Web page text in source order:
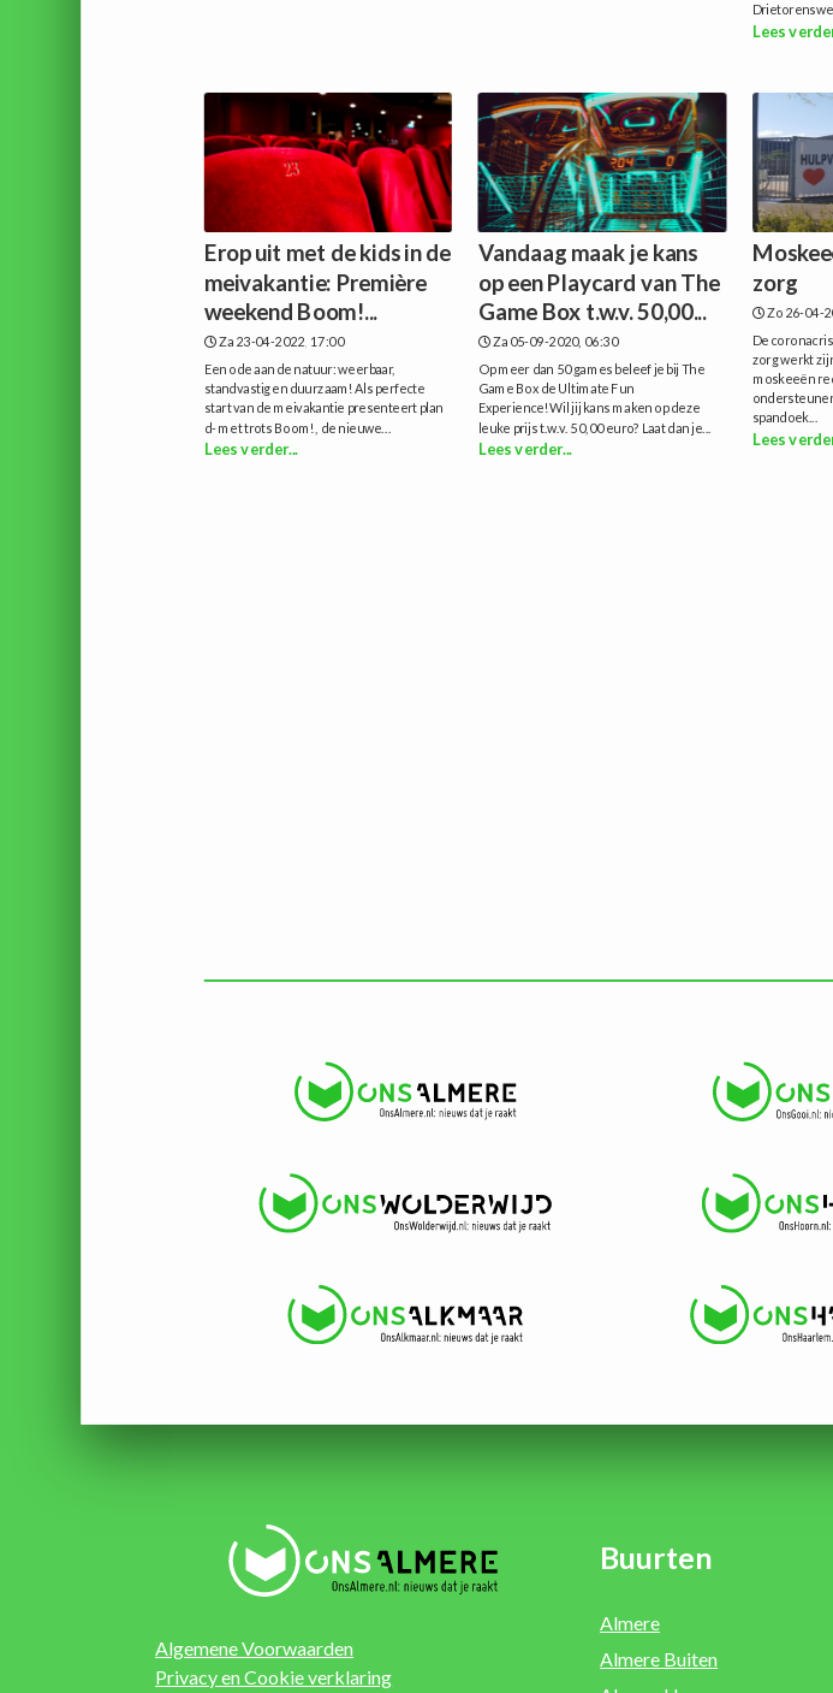
Lees
Erop uit met de kids in de
meivakantie: Première
weekend Boom!...
Za 23-04-2022, 17:00
Een ode aan de natuur: weerbaar,
standvastig en duurzaam!Als perfecte
start van de meivakantie presenteert plan
d- met trots Boom!, de nieuwe...
Lees verder...
Vandaag maak je kans
op een Playcard van The
Game Box t.w.v. 50,00...
Za 05-09-2020, 06:30
Op meer dan 50 games beleef je bij The
Game Box de Ultimate Fun
Experience!Wil jij kans maken op deze
leuke prijs t.w.v. 50,00 euro? Laat dan je...
Lees verder...
zorg
Zo 26-04-
De
zorg werkt
moskeeën
spandoek...
Lees
Algemene Voorwaarden
Privacy en Cookie verklaring
Buurten
Almere
Almere Buiten